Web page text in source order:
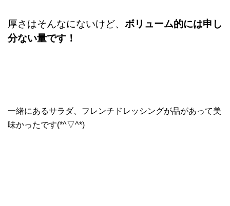
厚さはそんなにないけど、 ボリューム的には申し
分ない量です！
一緒にあるサラダ、フレンチドレッシングが品があって美
味かったです(*^▽^*)